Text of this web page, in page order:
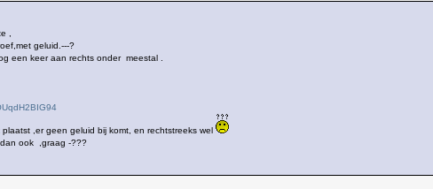
,
geluid.---?
een keer aan rechts onder meestal .
,er geen geluid bij komt, en rechtstreeks wel
dan ook ,graag -???